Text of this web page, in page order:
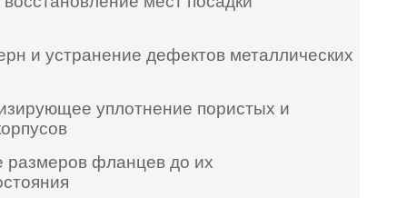
и устранение дефектов металлических
уплотнение пористых и
размеров фланцев до их